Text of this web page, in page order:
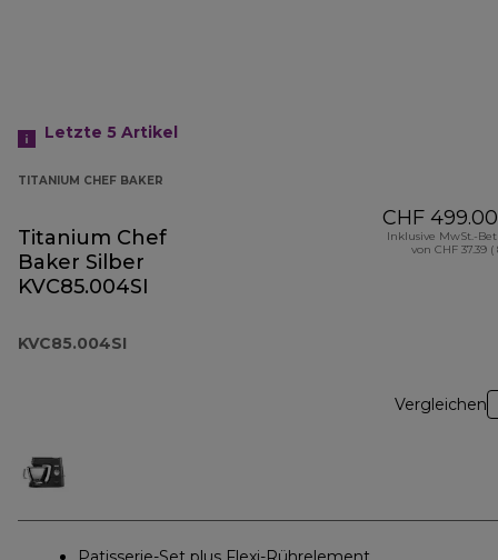
Letzte 5 Artikel
TITANIUM CHEF BAKER
Titanium Chef
Baker Silber
KVC85.004SI
KVC85.004SI
CHF 499.00
Inklusive MwSt.-
von CHF 37.39 (
Vergleichen